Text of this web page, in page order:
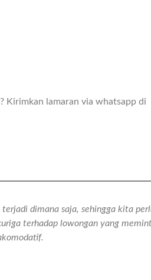
Kirimkan lamaran via whatsapp di
dimana saja, sehingga kita
terhadap lowongan yang